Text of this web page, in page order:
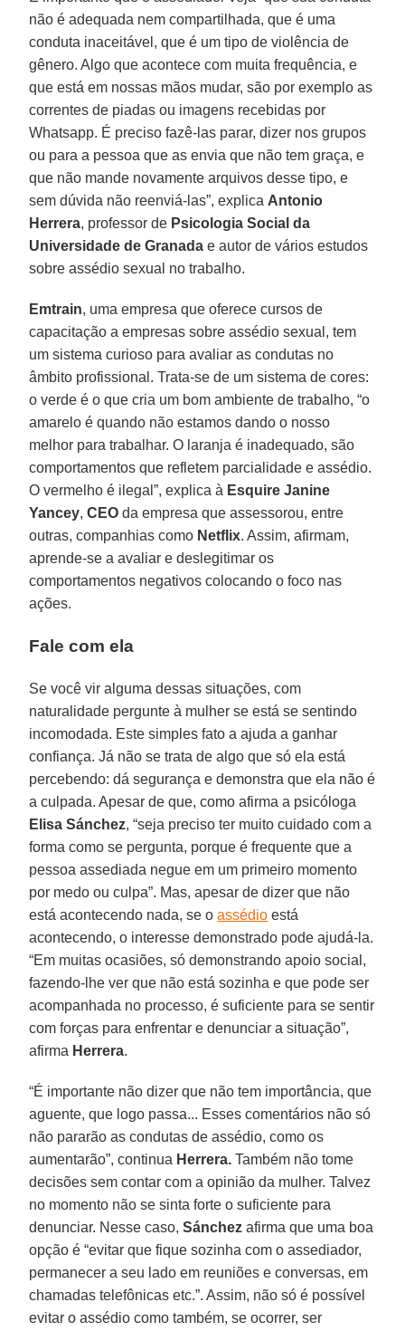
não é adequada nem compartilhada, que é uma
conduta inaceitável, que é um tipo de violência de
gênero. Algo que acontece com muita frequência, e
que está em nossas mãos mudar, são por exemplo as
correntes de piadas ou imagens recebidas por
Whatsapp. É preciso fazê-las parar, dizer nos grupos
ou para a pessoa que as envia que não tem graça, e
que não mande novamente arquivos desse tipo, e
sem dúvida não reenviá-las”, explica Antonio
Herrera, professor de Psicologia Social da
Universidade de Granada e autor de vários estudos
sobre assédio sexual no trabalho.
Emtrain, uma empresa que oferece cursos de
capacitação a empresas sobre assédio sexual, tem
um sistema curioso para avaliar as condutas no
âmbito profissional. Trata-se de um sistema de cores:
o verde é o que cria um bom ambiente de trabalho, “o
amarelo é quando não estamos dando o nosso
melhor para trabalhar. O laranja é inadequado, são
comportamentos que refletem parcialidade e assédio.
O vermelho é ilegal”, explica à Esquire Janine
Yancey,CEO da empresa que assessorou, entre
outras, companhias como Netflix. Assim, afirmam,
aprende-se a avaliar e deslegitimar os
comportamentos negativos colocando o foco nas
ações.
Fale com ela
Se você vir alguma dessas situações, com
naturalidade pergunte à mulher se está se sentindo
incomodada. Este simples fato a ajuda a ganhar
confiança. Já não se trata de algo que só ela está
percebendo: dá segurança e demonstra que ela não é
a culpada. Apesar de que, como afirma a psicóloga
Elisa Sánchez, “seja preciso ter muito cuidado com a
forma como se pergunta, porque é frequente que a
pessoa assediada negue em um primeiro momento
por medo ou culpa”. Mas, apesar de dizer que não
está acontecendo nada, se oassédio está
acontecendo, o interesse demonstrado pode ajudá-la.
“Em muitas ocasiões, só demonstrando apoio social,
fazendo-lhe ver que não está sozinha e que pode ser
acompanhada no processo, é suficiente para se sentir
com forças para enfrentar e denunciar a situação”,
afirma Herrera.
“É importante não dizer que não tem importância, que
aguente, que logo passa... Esses comentários não só
não pararão as condutas de assédio, como os
aumentarão”, continua Herrera. Também não tome
decisões sem contar com a opinião da mulher. Talvez
no momento não se sinta forte o suficiente para
denunciar. Nesse caso,Sánchez afirma que uma boa
opção é “evitar que fique sozinha com o assediador,
permanecer a seu lado em reuniões e conversas, em
chamadas telefônicas etc.”. Assim, não só é possível
evitar o assédio como também, se ocorrer, ser